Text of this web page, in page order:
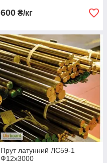
600 ₴/кг
Прут латунний ЛС59-1
Ф12х3000